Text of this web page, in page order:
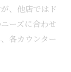
、他店ではド
ーズに合わせ
各カウンター